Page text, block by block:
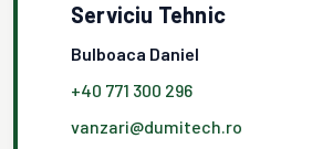
Serviciu Tehnic
Bulboaca Daniel
+40 771 300 296
vanzari@dumitech.ro